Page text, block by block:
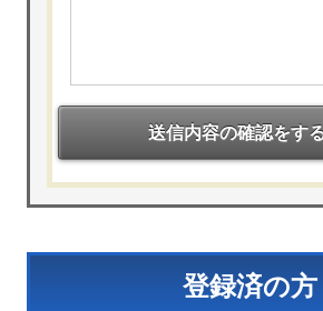
送信内容の確認をす
登録済の方